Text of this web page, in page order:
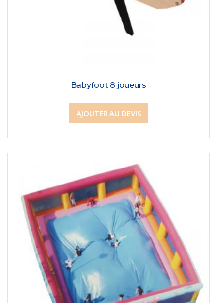
Babyfoot 8 joueurs
AJOUTER AU DEVIS